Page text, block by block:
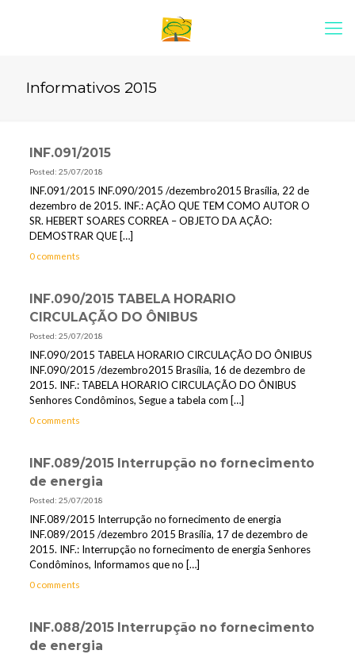
Informativos 2015
INF.091/2015
Posted: 25/07/2018
INF.091/2015 INF.090/2015 /dezembro2015 Brasília, 22 de
dezembro de 2015. INF.: AÇÃO QUE TEM COMO AUTOR O
SR. HEBERT SOARES CORREA – OBJETO DA AÇÃO:
DEMOSTRAR QUE[…]
0 comments
INF.090/2015 TABELA HORARIO
CIRCULAÇÃO DO ÔNIBUS
Posted: 25/07/2018
INF.090/2015 TABELA HORARIO CIRCULAÇÃO DO ÔNIBUS
INF.090/2015 /dezembro2015 Brasília, 16 de dezembro de
2015. INF.: TABELA HORARIO CIRCULAÇÃO DO ÔNIBUS
Senhores Condôminos, Segue a tabela com […]
0 comments
INF.089/2015 Interrupção no fornecimento
de energia
Posted: 25/07/2018
INF.089/2015 Interrupção no fornecimento de energia
INF.089/2015 /dezembro 2015 Brasília, 17 de dezembro de
2015. INF.: Interrupção no fornecimento de energia Senhores
Condôminos, Informamos que no […]
0 comments
INF.088/2015 Interrupção no fornecimento
de energia